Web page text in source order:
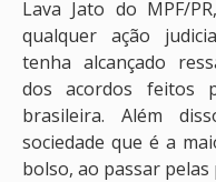
Lava Jato do MPF/
qualquer ação
tenha alcançado
dos acordos feitos
brasileira. Além
sociedade que é a
bolso, ao passar pelas